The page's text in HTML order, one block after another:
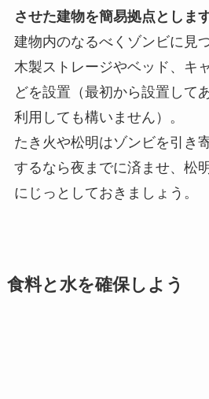
させた建物を簡易拠点とします
建物内のなるべくゾンビに見
木製ストレージやベッド、キ
どを設置（最初から設置して
利用しても構いません）。
たき火や松明はゾンビを引き
するなら夜までに済ませ、松
にじっとしておきましょう。
食料と水を確保しよう